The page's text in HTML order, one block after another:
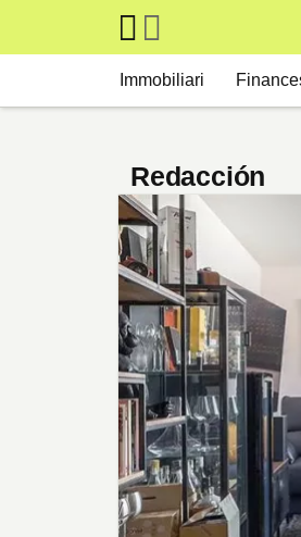
Skip to main content
Immobiliari
Redacción